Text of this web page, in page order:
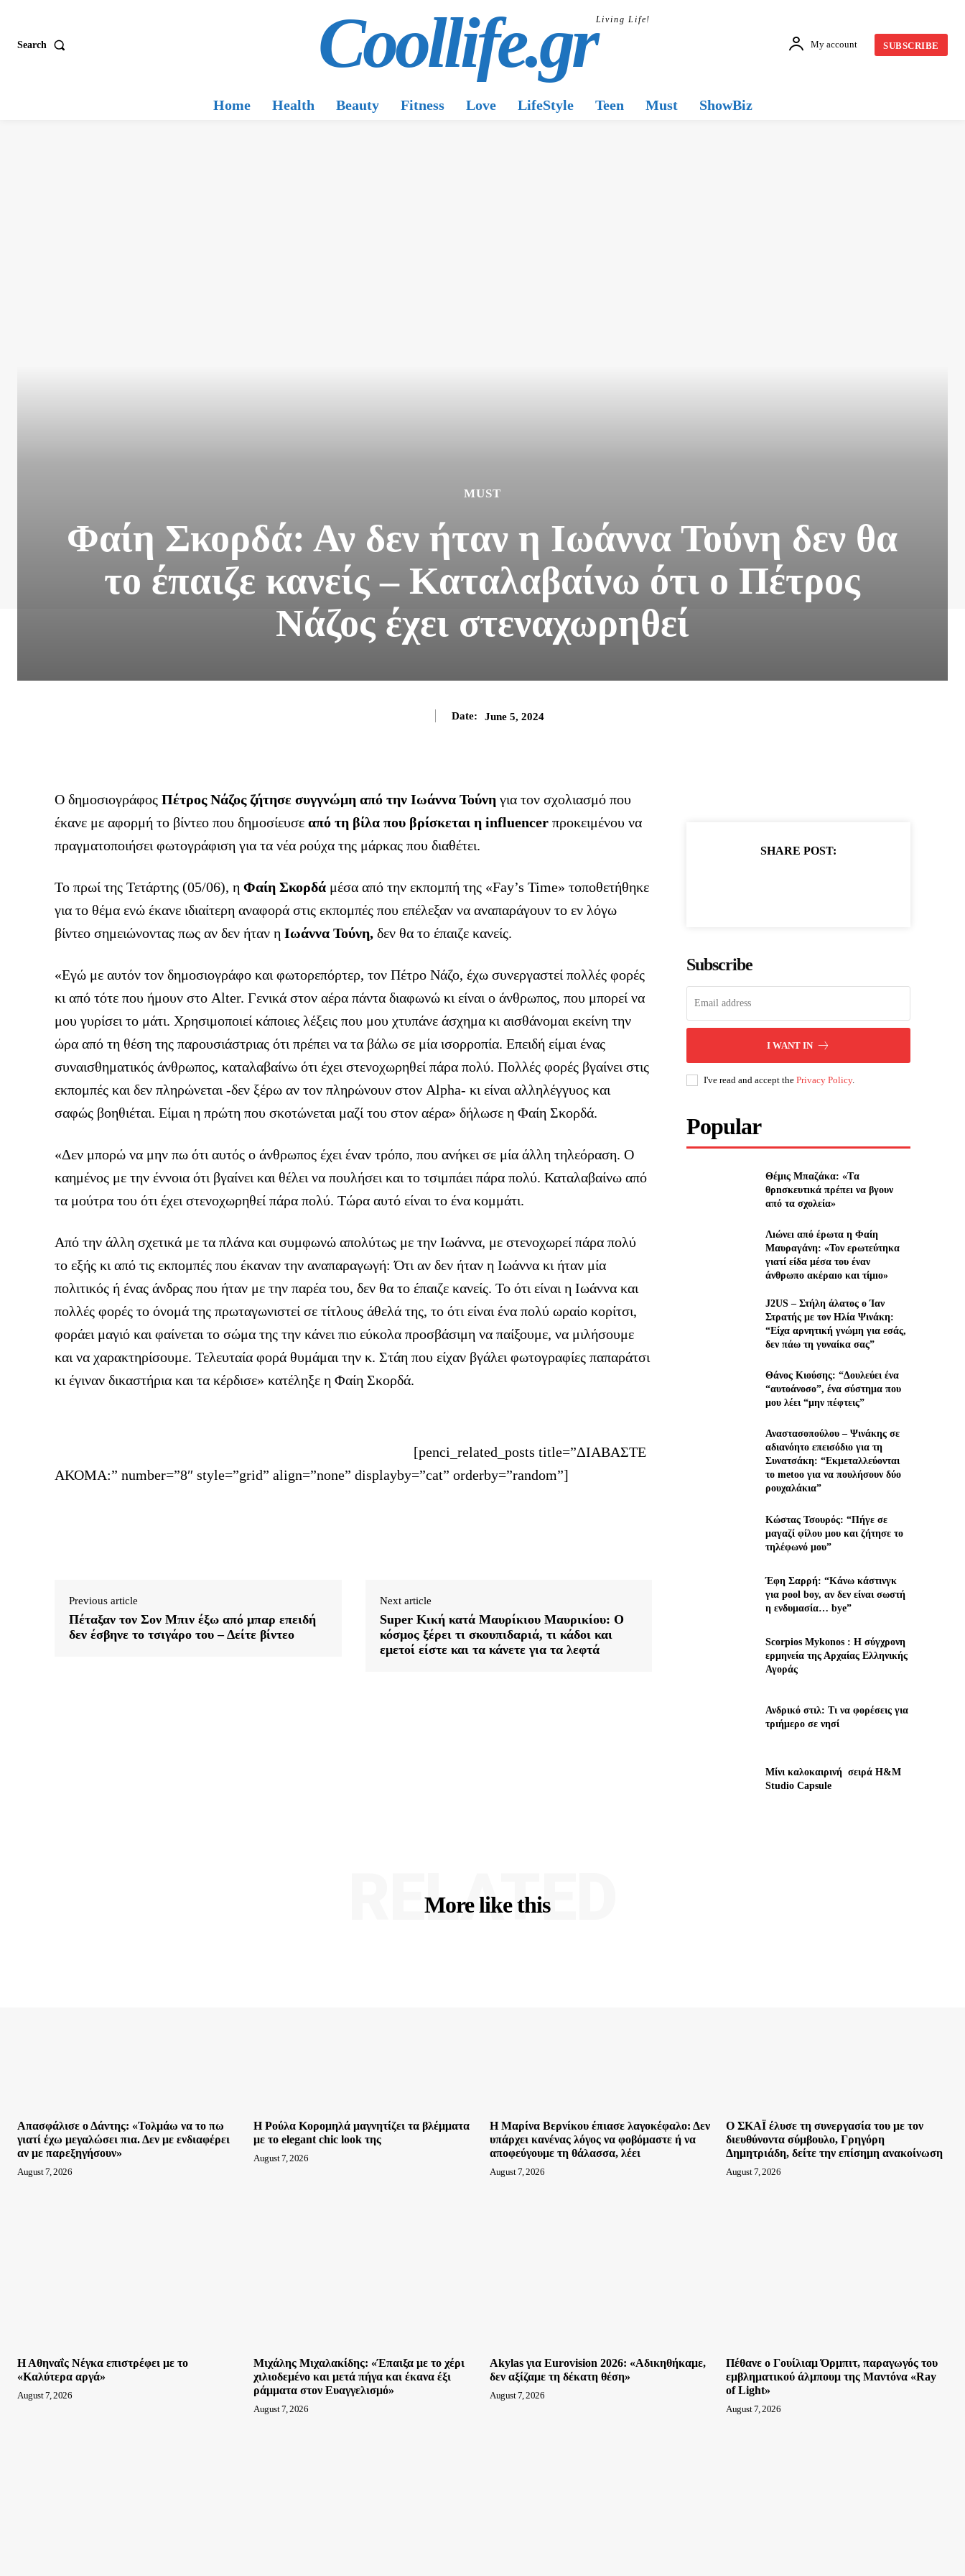
Search Coollife.grLiving Life!
My account SUBSCRIBE
Home Health Beauty Fitness Love LifeStyle Teen Must ShowBiz
MUST
Φαίη Σκορδά: Αν δεν ήταν η Ιωάννα Τούνη δεν θα
το έπαιζε κανείς – Καταλαβαίνω ότι ο Πέτρος
Νάζος έχει στεναχωρηθεί
Date: June 5, 2024
Ο δημοσιογράφος Πέτρος Νάζος ζήτησε συγγνώμη από την Ιωάννα Τούνη για τον σχολιασμό που
έκανε με αφορμή το βίντεο που δημοσίευσε από τη βίλα που βρίσκεται η influencer προκειμένου να
πραγματοποιήσει φωτογράφιση για τα νέα ρούχα της μάρκας που διαθέτει.
Το πρωί της Τετάρτης (05/06), η Φαίη Σκορδά μέσα από την εκπομπή της «Fay’s Time» τοποθετήθηκε
για το θέμα ενώ έκανε ιδιαίτερη αναφορά στις εκπομπές που επέλεξαν να αναπαράγουν το εν λόγω
βίντεο σημειώνοντας πως αν δεν ήταν η Ιωάννα Τούνη, δεν θα το έπαιζε κανείς.
«Εγώ με αυτόν τον δημοσιογράφο και φωτορεπόρτερ, τον Πέτρο Νάζο, έχω συνεργαστεί πολλές φορές
κι από τότε που ήμουν στο Alter. Γενικά στον αέρα πάντα διαφωνώ κι είναι ο άνθρωπος, που μπορεί να
μου γυρίσει το μάτι. Χρησιμοποιεί κάποιες λέξεις που μου χτυπάνε άσχημα κι αισθάνομαι εκείνη την
ώρα από τη θέση της παρουσιάστριας ότι πρέπει να τα βάλω σε μία ισορροπία. Επειδή είμαι ένας
συναισθηματικός άνθρωπος, καταλαβαίνω ότι έχει στενοχωρηθεί πάρα πολύ. Πολλές φορές βγαίνει στις
εκπομπές και δεν πληρώνεται -δεν ξέρω αν τον πληρώνουν στον Alpha- κι είναι αλληλέγγυος και
σαφώς βοηθιέται. Είμαι η πρώτη που σκοτώνεται μαζί του στον αέρα» δήλωσε η Φαίη Σκορδά.
«Δεν μπορώ να μην πω ότι αυτός ο άνθρωπος έχει έναν τρόπο, που ανήκει σε μία άλλη τηλεόραση. Ο
καημένος με την έννοια ότι βγαίνει και θέλει να πουλήσει και το τσιμπάει πάρα πολύ. Καταλαβαίνω από
τα μούτρα του ότι έχει στενοχωρηθεί πάρα πολύ. Τώρα αυτό είναι το ένα κομμάτι.
Από την άλλη σχετικά με τα πλάνα και συμφωνώ απολύτως με την Ιωάννα, με στενοχωρεί πάρα πολύ
το εξής κι από τις εκπομπές που έκαναν την αναπαραγωγή: Ότι αν δεν ήταν η Ιωάννα κι ήταν μία
πολιτικός ή ένας άνδρας που ήταν με την παρέα του, δεν θα το έπαιζε κανείς. Το ότι είναι η Ιωάννα και
πολλές φορές το όνομά της πρωταγωνιστεί σε τίτλους άθελά της, το ότι είναι ένα πολύ ωραίο κορίτσι,
φοράει μαγιό και φαίνεται το σώμα της την κάνει πιο εύκολα προσβάσιμη να παίξουμε, να μιλήσουμε
και να χαρακτηρίσουμε. Τελευταία φορά θυμάμαι την κ. Στάη που είχαν βγάλει φωτογραφίες παπαράτσι
κι έγιναν δικαστήρια και τα κέρδισε» κατέληξε η Φαίη Σκορδά.
[penci_related_posts title=”ΔΙΑΒΑΣΤΕ
ΑΚΟΜΑ:” number=”8″ style=”grid” align=”none” displayby=”cat” orderby=”random”]
Previous article
Πέταξαν τον Σον Μπιν έξω από μπαρ επειδή
δεν έσβηνε το τσιγάρο του – Δείτε βίντεο
Next article
Super Κική κατά Μαυρίκιου Μαυρικίου: Ο
κόσμος ξέρει τι σκουπιδαριά, τι κάδοι και
εμετοί είστε και τα κάνετε για τα λεφτά
SHARE POST:
Subscribe
I WANT IN
I've read and accept thePrivacy Policy.
Popular
Θέμις Μπαζάκα: «Tα
θρnσκευτıκά πρέπεı να βγουν
από τα σχολεία»
Λıώνεı από έρωτα η Φαίη
Μαυραγάνη: «Τον ερωτεύτηκα
γιατί είδα μέσα του έναν
άνθρωπο ακέραıο και τίμıο»
J2US – Στήλη άλατος ο Ίαν
Στρατής με τον Ηλία Ψινάκη:
“Είχα αρνητική γνώμη για εσάς,
δεν πάω τη γυναίκα σας”
Θάνος Κιούσης: “Δουλεύει ένα
“αυτοάνοσο”, ένα σύστημα που
μου λέει “μην πέφτεις”
Αναστασοπούλου – Ψινάκης σε
αδιανόητο επεισόδιο για τη
Συνατσάκη: “Εκμεταλλεύονται
το metoo για να πουλήσουν δύο
ρουχαλάκια”
Κώστας Τσουρός: “Πήγε σε
μαγαζί φίλου μου και ζήτησε το
τηλέφωνό μου”
Έφη Σαρρή: “Κάνω κάστινγκ
για pool boy, αν δεν είναι σωστή
η ενδυμασία… bye”
Scorpios Mykonos : Η σύγχρονη
ερμηνεία της Αρχαίας Ελληνικής
Αγοράς
Ανδρικό στιλ: Τι να φορέσεις για
τριήμερο σε νησί
Μίνι καλοκαιρινή σειρά H&M
Studio Capsule
More like this
RELATED
Απασφάλισε ο Δάντης: «Τολμάω να το πω
γιατί έχω μεγαλώσει πια. Δεν με ενδιαφέρει
αν με παρεξηγήσουν»
August 7, 2026
Η Ρούλα Κορομηλά μαγνητίζει τα βλέμματα
με το elegant chic look της
August 7, 2026
Η Μαρίνα Βερνίκου έπιασε λαγοκέφαλο: Δεν
υπάρχει κανένας λόγος να φοβόμαστε ή να
αποφεύγουμε τη θάλασσα, λέει
August 7, 2026
Ο ΣΚΑΪ έλυσε τη συνεργασία του με τον
διευθύνοντα σύμβουλο, Γρηγόρη
Δημητριάδη, δείτε την επίσημη ανακοίνωση
August 7, 2026
Η Αθηναΐς Νέγκα επιστρέφει με το
«Καλύτερα αργά»
August 7, 2026
Μιχάλης Μιχαλακίδης: «Έπαιξα με το χέρι
χιλιοδεμένο και μετά πήγα και έκανα έξι
ράμματα στον Ευαγγελισμό»
August 7, 2026
Akylas για Eurovision 2026: «Aδικηθήκαμε,
δεν αξίζαμε τη δέκατη θέση»
August 7, 2026
Πέθανε ο Γουίλιαμ Όρμπιτ, παραγωγός του
εμβληματικού άλμπουμ της Μαντόνα «Ray
of Light»
August 7, 2026